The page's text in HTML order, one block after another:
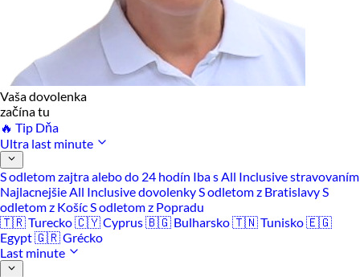
Vaša dovolenka
začína tu
🔥 Tip Dňa
Ultra last minute
S odletom zajtra alebo do 24 hodín Iba s All Inclusive stravovaním
Najlacnejšie All Inclusive dovolenkyS odletom z BratislavyS
odletom z KošícS odletom z Popradu
🇹🇷 Turecko🇨🇾 Cyprus🇧🇬 Bulharsko🇹🇳 Tunisko🇪🇬
Egypt🇬🇷 Grécko
Last minute
Povoliť vybrané
Odmietnuť